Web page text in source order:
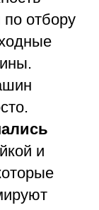
отбору
и